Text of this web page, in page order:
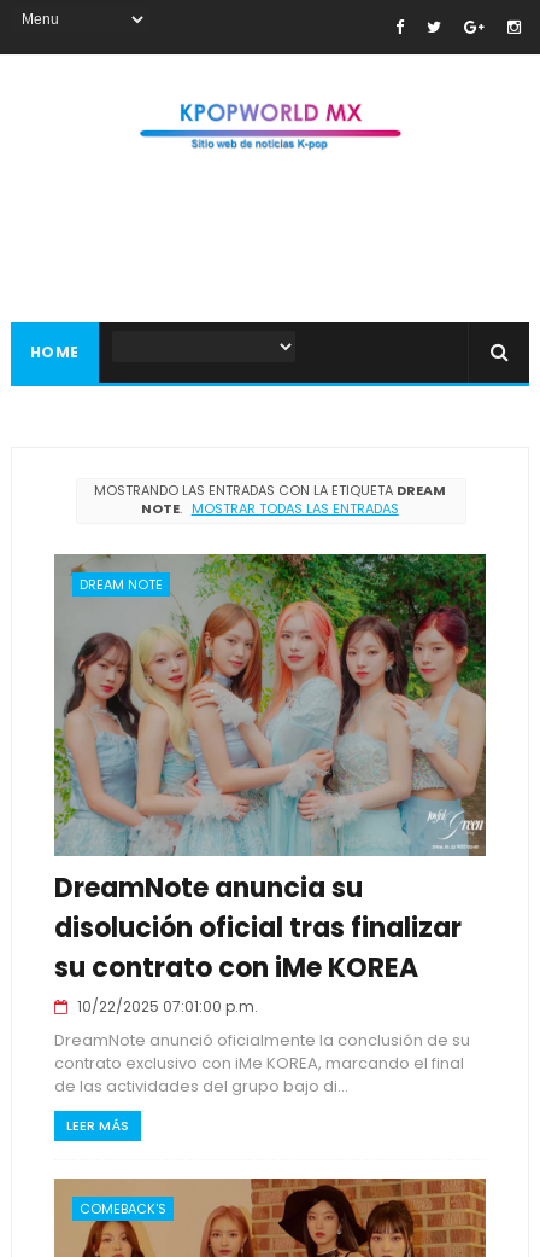
HOME
MOSTRANDO LAS ENTRADAS CON LA ETIQUETA DREAM
NOTE. MOSTRAR TODAS LAS ENTRADAS
DREAM NOTE
DreamNote anuncia su
disolución oficial tras finalizar
su contrato con iMe KOREA
10/22/2025 07:01:00 p.m.
DreamNote anunció oficialmente la conclusión de su
contrato exclusivo con iMe KOREA, marcando el final
de las actividades del grupo bajo di...
LEER MÁS
COMEBACK'S